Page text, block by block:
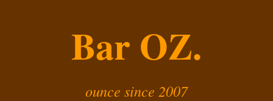
Bar OZ.
ounce since 2007